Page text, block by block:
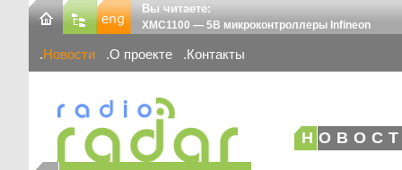
Вы читаете:
XMC1100 — 5В микроконтроллеры Infineon
Новости О проекте Контакты